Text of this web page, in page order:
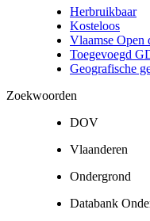
Herbruikbaar
Kosteloos
Vlaamse Open
Toegevoegd
Geografische
Zoekwoorden
DOV
Vlaanderen
Ondergrond
Databank